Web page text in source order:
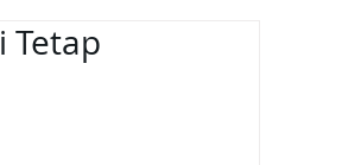
Tetap